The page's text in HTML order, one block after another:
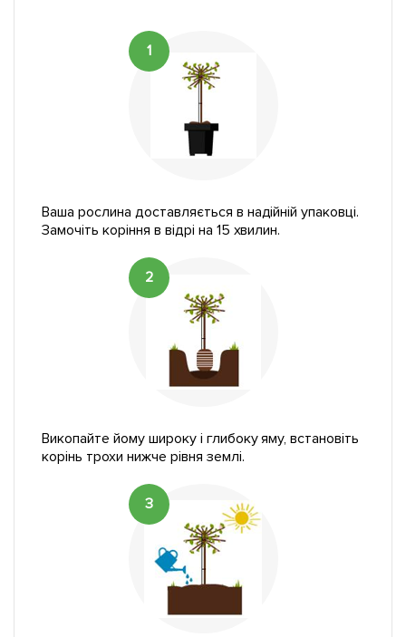
1
Ваша рослина доставляється в надійній упаковці.
Замочіть коріння в відрі на 15 хвилин.
2
Викопайте йому широку і глибоку яму, встановіть
корінь трохи нижче рівня землі.
3